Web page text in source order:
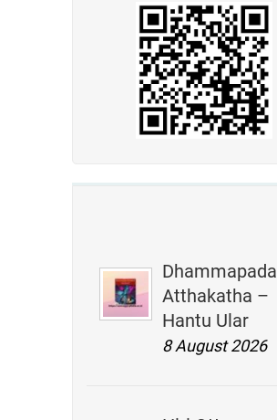
Dhammapada
Atthakatha –
Hantu Ular
8 August 2026